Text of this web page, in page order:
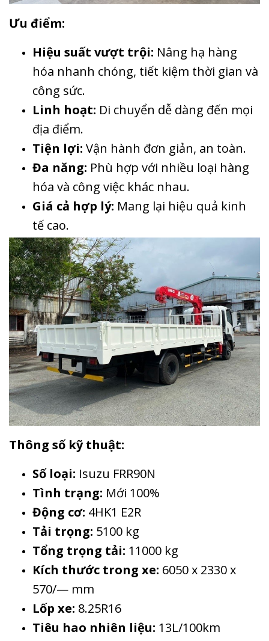
Ưu điểm:
Hiệu suất vượt trội: Nâng hạ hàng
hóa nhanh chóng, tiết kiệm thời gian và
công sức.
Linh hoạt: Di chuyển dễ dàng đến mọi
địa điểm.
Tiện lợi: Vận hành đơn giản, an toàn.
Đa năng: Phù hợp với nhiều loại hàng
hóa và công việc khác nhau.
Giá cả hợp lý: Mang lại hiệu quả kinh
tế cao.
Thông số kỹ thuật:
Số loại: Isuzu FRR90N
Tình trạng: Mới 100%
Động cơ: 4HK1 E2R
Tải trọng: 5100 kg
Tổng trọng tải: 11000 kg
Kích thước trong xe: 6050 x 2330 x
570/— mm
Lốp xe: 8.25R16
Tiêu hao nhiên liệu: 13L/100km